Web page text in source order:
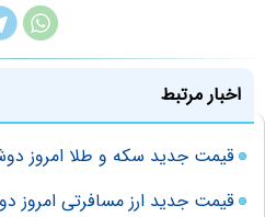
اخبار مرتبط
قیمت جدید سکه و طلا امروز دوشنبه 1403/
قیمت جدید ارز مسافرتی امروز دوشنبه 16